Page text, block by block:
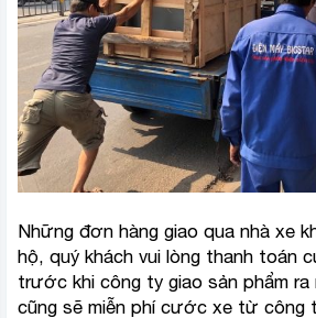
Những đơn hàng giao qua nhà xe
hộ, quý khách vui lòng thanh toán
trước khi công ty giao sản phẩm ra
cũng sẽ miễn phí cước xe từ công